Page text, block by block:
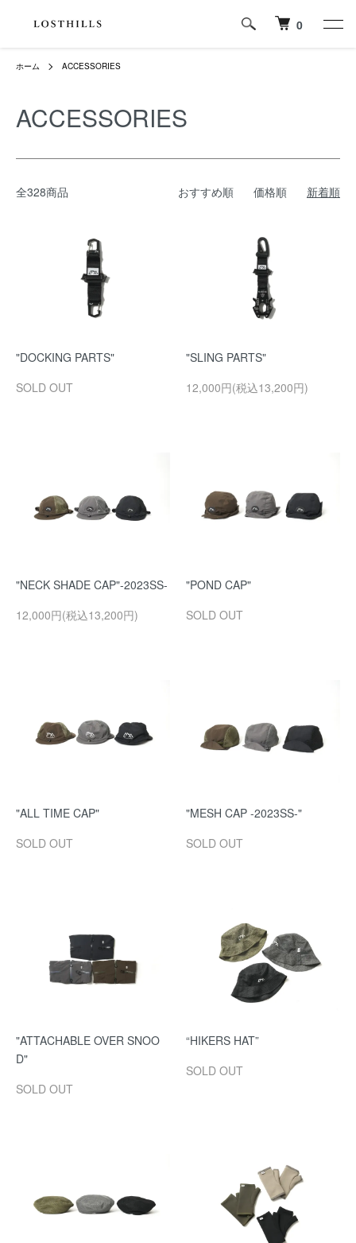
0
ホーム ACCESSORIES
ACCESSORIES
全328商品 おすすめ順 価格順 新着順
"DOCKING PARTS"
SOLD OUT
"SLING PARTS"
12,000円(税込13,200円)
"NECK SHADE CAP"-2023SS-
12,000円(税込13,200円)
"POND CAP"
SOLD OUT
"ALL TIME CAP"
SOLD OUT
"MESH CAP -2023SS-"
SOLD OUT
"ATTACHABLE OVER SNOO
D"
SOLD OUT
“HIKERS HAT”
SOLD OUT